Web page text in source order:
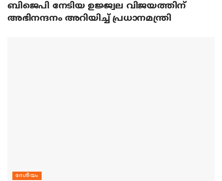
ബിജെപി നേടിയ ഉജ്ജ്വല വിജയത്തിന്
അഭിനന്ദനം അറിയിച്ച് പ്രധാനമന്ത്രി
ദേശീയം